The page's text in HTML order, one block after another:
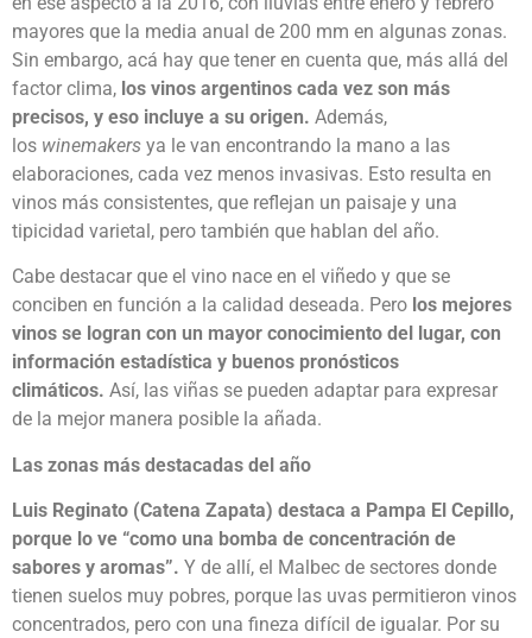
mayores que la media anual de 200 mm en algunas zonas.
Sin embargo, acá hay que tener en cuenta que, más allá del
factor clima, los vinos argentinos cada vez son más
precisos, y eso incluye a su origen. Además,
los winemakers ya le van encontrando la mano a las
elaboraciones, cada vez menos invasivas. Esto resulta en
vinos más consistentes, que reflejan un paisaje y una
tipicidad varietal, pero también que hablan del año.
Cabe destacar que el vino nace en el viñedo y que se
conciben en función a la calidad deseada. Pero los mejores
vinos se logran con un mayor conocimiento del lugar, con
información estadística y buenos pronósticos
climáticos. Así, las viñas se pueden adaptar para expresar
de la mejor manera posible la añada.
Las zonas más destacadas del año
Luis Reginato (Catena Zapata) destaca a Pampa El Cepillo,
porque lo ve “como una bomba de concentración de
sabores y aromas”. Y de allí, el Malbec de sectores donde
tienen suelos muy pobres, porque las uvas permitieron vinos
concentrados, pero con una fineza difícil de igualar. Por su